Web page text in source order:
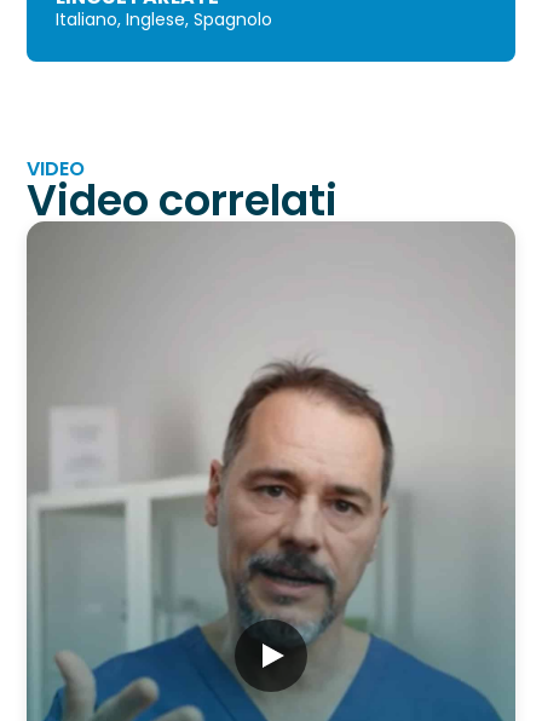
Italiano, Inglese, Spagnolo
VIDEO
Video correlati